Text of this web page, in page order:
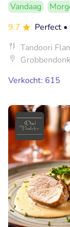
Vandaag
9.7
Perfect
Tandoori
Verkocht: 615